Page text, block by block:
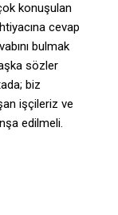
konuşulan
cevap
bulmak
sözler
biz
işçileriz ve
edilmeli.